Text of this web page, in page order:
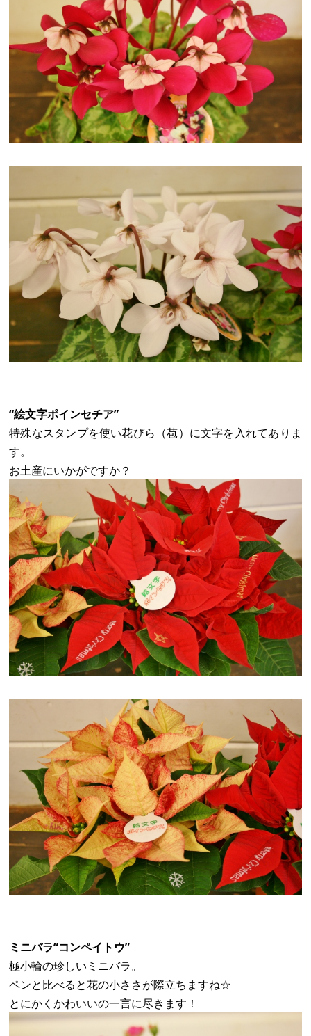
“絵文字ポインセチア”
特殊なスタンプを使い花びら（苞）に文字を入れてありま
す。
お土産にいかがですか？
ミニバラ“コンペイトウ”
極小輪の珍しいミニバラ。
ペンと比べると花の小ささが際立ちますね☆
とにかくかわいいの一言に尽きます！